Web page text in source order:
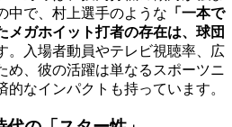
中で、村上選手のような 「一本で
メガホイット打者の存在は、球団
。入場者動員やテレビ視聴率、広
め、彼の活躍は単なるスポーツニ
的なインパクトも持っています。